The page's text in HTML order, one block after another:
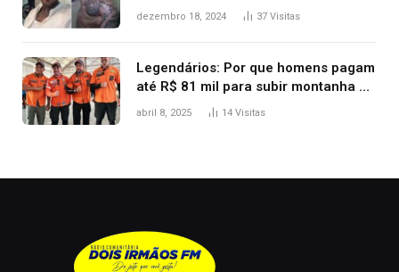
diz ‘foi mal’
dezembro 18, 2024 37 Visitas
Legendários: Por que homens pagam
até R$ 81 mil para subir montanha e
melhorar casamento?
abril 8, 2025 14 Visitas